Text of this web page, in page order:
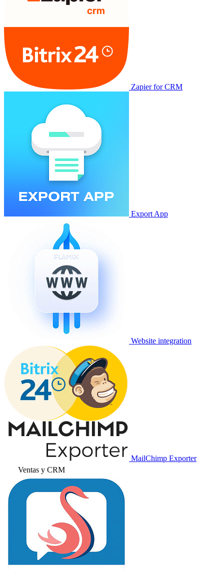
Zapier for CRM
Export App
Website integration
MailChimp Exporter
Ventas y CRM